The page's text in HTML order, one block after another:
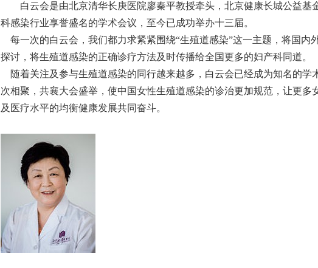
白云会是由北京清华长庚医院廖秦平教授牵头，北京健康长城公益
科感染行业享誉盛名的学术会议，至今已成功举办十三届。
每一次的白云会，我们都力求紧紧围绕“生殖道感染”这一主题，将国内
探讨，将生殖道感染的正确诊疗方法及时传播给全国更多的妇产科同道。
随着关注及参与生殖道感染的同行越来越多，白云会已经成为知名的
次相聚，共襄大会盛举，使中国女性生殖道感染的诊治更加规范，让更
及医疗水平的均衡健康发展共同奋斗。